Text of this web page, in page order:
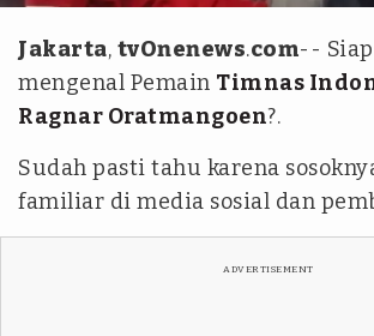
Jakarta, tvOnenews.com--
mengenal Pemain Timnas
Ragnar Oratmangoen?.
Sudah pasti tahu karena
familiar di media sosial dan
ADVERTISEMENT